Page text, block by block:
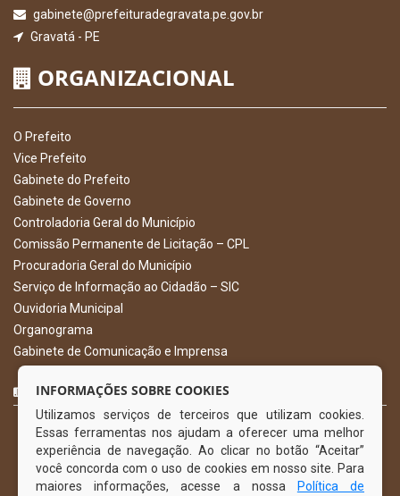
gabinete@prefeituradegravata.pe.gov.br
Gravatá - PE
ORGANIZACIONAL
O Prefeito
Vice Prefeito
Gabinete do Prefeito
Gabinete de Governo
Controladoria Geral do Município
Comissão Permanente de Licitação – CPL
Procuradoria Geral do Município
Serviço de Informação ao Cidadão – SIC
Ouvidoria Municipal
Organograma
Gabinete de Comunicação e Imprensa
CURTA NOSSA FAN PAGE
INFORMAÇÕES SOBRE COOKIES
Utilizamos serviços de terceiros que utilizam cookies.
Essas ferramentas nos ajudam a oferecer uma melhor
experiência de navegação. Ao clicar no botão “Aceitar”
você concorda com o uso de cookies em nosso site. Para
maiores informações, acesse a nossa
Política de